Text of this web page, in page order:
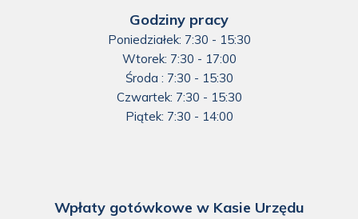
Godziny pracy
Poniedziałek: 7:30 - 15:30
Wtorek: 7:30 - 17:00
Środa : 7:30 - 15:30
Czwartek: 7:30 - 15:30
Piątek: 7:30 - 14:00
Wpłaty gotówkowe w Kasie Urzędu